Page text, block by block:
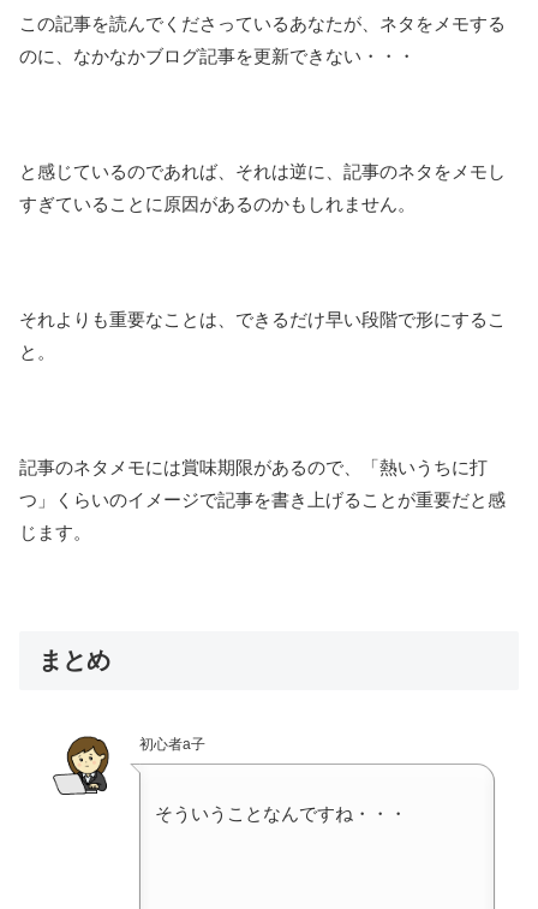
この記事を読んでくださっているあなたが、ネタをメモする
のに、なかなかブログ記事を更新できない・・・
と感じているのであれば、それは逆に、記事のネタをメモし
すぎていることに原因があるのかもしれません。
それよりも重要なことは、できるだけ早い段階で形にするこ
と。
記事のネタメモには賞味期限があるので、「熱いうちに打
つ」くらいのイメージで記事を書き上げることが重要だと感
じます。
まとめ
初心者a子
そういうことなんですね・・・